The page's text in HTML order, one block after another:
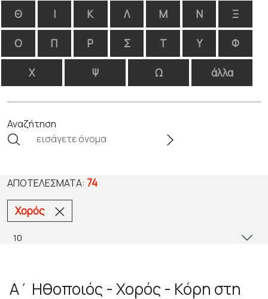
Θ Ι Κ Λ Μ Ν Ξ
Ο Π Ρ Σ Τ Υ Φ
Χ Ψ Ω άλλα
Αναζήτηση
ΑΠΟΤΕΛΈΣΜΑΤΑ: 74
Χορός
Α΄ Ηθοποιός - Χορός - Κόρη στη